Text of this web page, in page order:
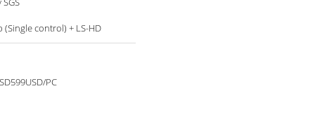
(Single control) + LS-HD
PC